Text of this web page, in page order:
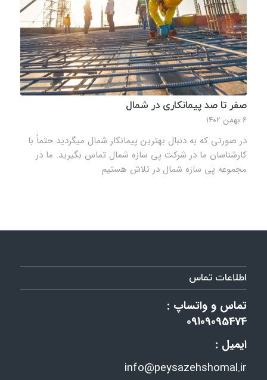
صفر تا صد پیمانکاری در شمال
۶ بهمن ۱۴۰۲
در صورتی که به دنبال بهترین پیمانکار شمال می‎گردید حتماً با
کارشناسان ما در شرکت پی سازه شمال تماس بگیرید. ما در
مجموعه پی سازه شمال در تلاش هستیم
اطلاعات تماس
تماس و واتساپ :
09109095474
ایمیل :
info@peysazehshomal.ir